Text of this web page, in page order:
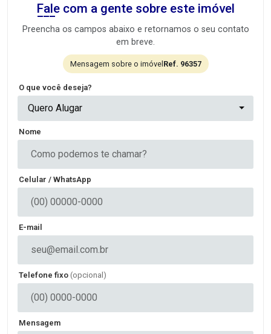
Fale com a gente sobre este imóvel
Preencha os campos abaixo e retornamos o seu contato
em breve.
Mensagem sobre o imóvelRef. 96357
O que você deseja?
Quero Alugar
Nome
Celular / WhatsApp
E-mail
Telefone fixo (opcional)
Mensagem